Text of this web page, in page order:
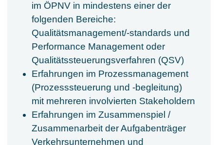
im ÖPNV in mindestens einer der
folgenden Bereiche:
Qualitätsmanagement/-standards und
Performance Management oder
Qualitätssteuerungsverfahren (QSV)
Erfahrungen im Prozessmanagement
(Prozesssteuerung und -begleitung)
mit mehreren involvierten Stakeholdern
Erfahrungen im Zusammenspiel /
Zusammenarbeit der Aufgabenträger
Verkehrsunternehmen und